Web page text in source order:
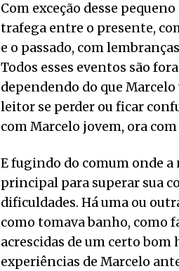
Com exceção desse
trafega entre o presente,
e o passado, com
Todos esses eventos são
dependendo do que
leitor se perder ou ficar
com Marcelo jovem, ora
E fugindo do comum onde
principal para superar sua
dificuldades. Há uma ou
como tomava banho, como
acrescidas de um certo bom
experiências de Marcelo